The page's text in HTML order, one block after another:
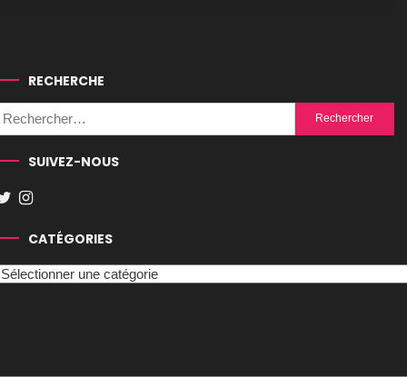
RECHERCHE
Rechercher :
SUIVEZ-NOUS
CATÉGORIES